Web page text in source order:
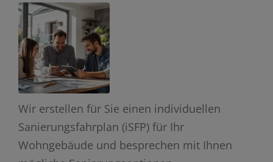
Wir erstellen für Sie einen individuellen
Sanierungsfahrplan (iSFP) für Ihr
Wohngebäude und besprechen mit Ihnen